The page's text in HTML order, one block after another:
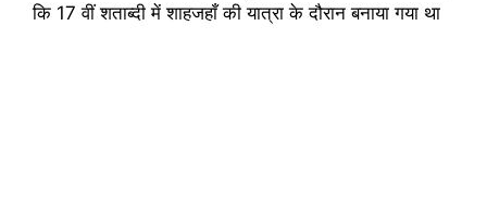
कि 17 वीं शताब्दी में शाहजहाँ की यात्रा के दौरान बनाया गया था